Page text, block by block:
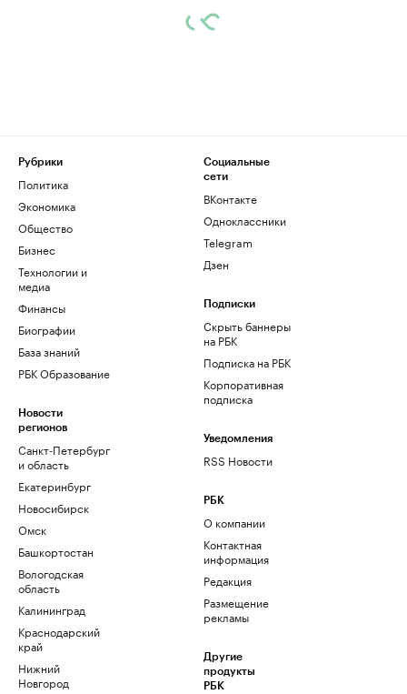
Рубрики
Политика
Экономика
Общество
Бизнес
Технологии и
медиа
Финансы
Биографии
База знаний
РБК Образование
Новости
регионов
Санкт-Петербург
и область
Екатеринбург
Новосибирск
Омск
Башкортостан
Вологодская
область
Калининград
Краснодарский
край
Нижний
Новгород
Социальные
сети
ВКонтакте
Одноклассники
Telegram
Дзен
Подписки
Скрыть баннеры
на РБК
Подписка на РБК
Корпоративная
подписка
Уведомления
RSS Новости
РБК
О компании
Контактная
информация
Редакция
Размещение
рекламы
Другие
продукты
РБК